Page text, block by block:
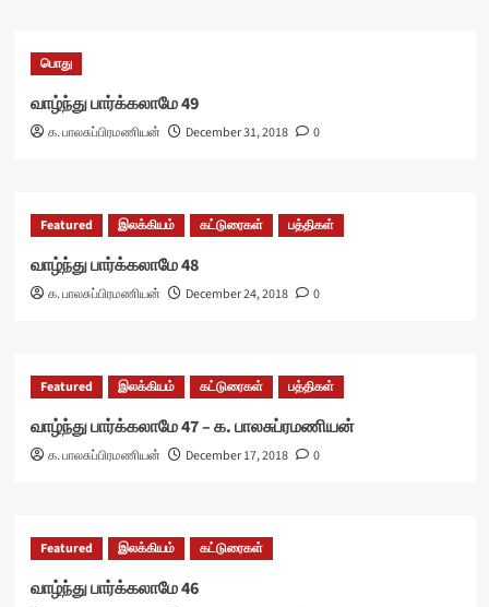
பொது
வாழ்ந்து பார்க்கலாமே 49
க. பாலசுப்பிரமணியன் December 31, 2018 0
Featured இலக்கியம் கட்டுரைகள் பத்திகள்
வாழ்ந்து பார்க்கலாமே 48
க. பாலசுப்பிரமணியன் December 24, 2018 0
Featured இலக்கியம் கட்டுரைகள் பத்திகள்
வாழ்ந்து பார்க்கலாமே 47 – க. பாலசுப்ரமணியன்
க. பாலசுப்பிரமணியன் December 17, 2018 0
Featured இலக்கியம் கட்டுரைகள்
வாழ்ந்து பார்க்கலாமே 46